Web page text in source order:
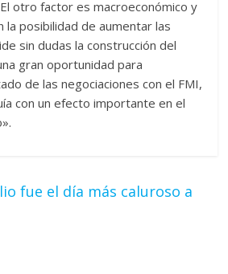
otro factor es macroeconómico y
la posibilidad de aumentar las
sin dudas la construcción del
gran oportunidad para
de las negociaciones con el FMI,
con un efecto importante en el
fue el día más caluroso a